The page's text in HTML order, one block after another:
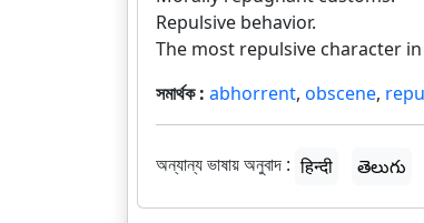
Repulsive behavior.
The most repulsive character
সমার্থক : abhorrent, obscene,
অন্যান্য ভাষায় অনুবাদ : हिन्दी తెలుగు